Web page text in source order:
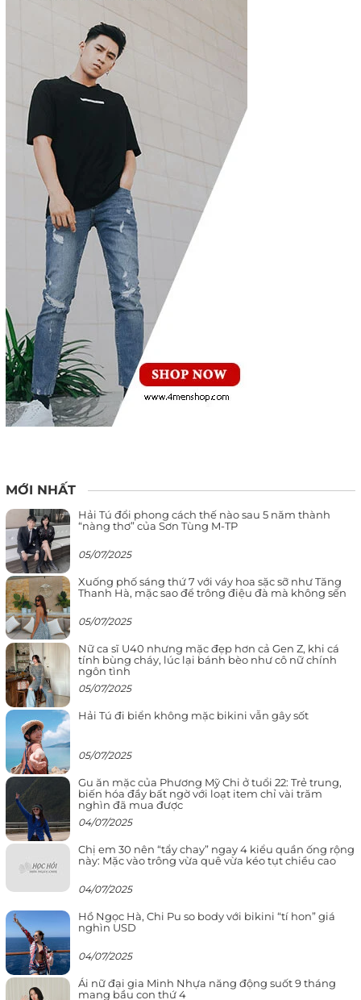
MỚI NHẤT
Hải Tú đổi phong cách thế nào sau 5 năm thành
“nàng thơ” của Sơn Tùng M-TP
05/07/2025
Xuống phố sáng thứ 7 với váy hoa sặc sỡ như Tăng
Thanh Hà, mặc sao để trông điệu đà mà không sến
05/07/2025
Nữ ca sĩ U40 nhưng mặc đẹp hơn cả Gen Z, khi cá
tính bùng cháy, lúc lại bánh bèo như cô nữ chính
ngôn tình
05/07/2025
Hải Tú đi biển không mặc bikini vẫn gây sốt
05/07/2025
Gu ăn mặc của Phương Mỹ Chi ở tuổi 22: Trẻ trung,
biến hóa đầy bất ngờ với loạt item chỉ vài trăm
nghìn đã mua được
04/07/2025
Chị em 30 nên “tẩy chay” ngay 4 kiểu quần ống rộng
này: Mặc vào trông vừa quê vừa kéo tụt chiều cao
04/07/2025
Hồ Ngọc Hà, Chi Pu so body với bikini “tí hon” giá
nghìn USD
04/07/2025
Ái nữ đại gia Minh Nhựa năng động suốt 9 tháng
mang bầu con thứ 4